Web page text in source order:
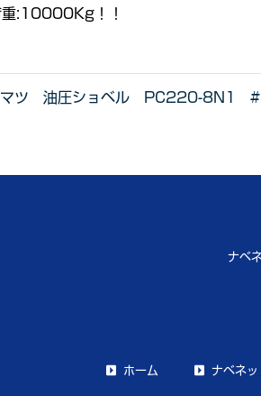
重:10000Kg！！
マツ 油圧ショベル PC220-8N1
ナベ
ホーム ナベネッ